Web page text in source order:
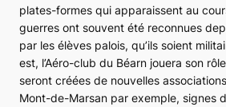
plates-formes qui apparaissent au
guerres ont souvent été reconnues
par les élèves palois, qu’ils soient
est, l’Aéro-club du Béarn jouera son
seront créées de nouvelles
Mont-de-Marsan par exemple, signes